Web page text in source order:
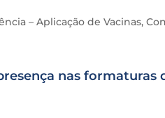
– Aplicação de Vacinas,
nas formaturas